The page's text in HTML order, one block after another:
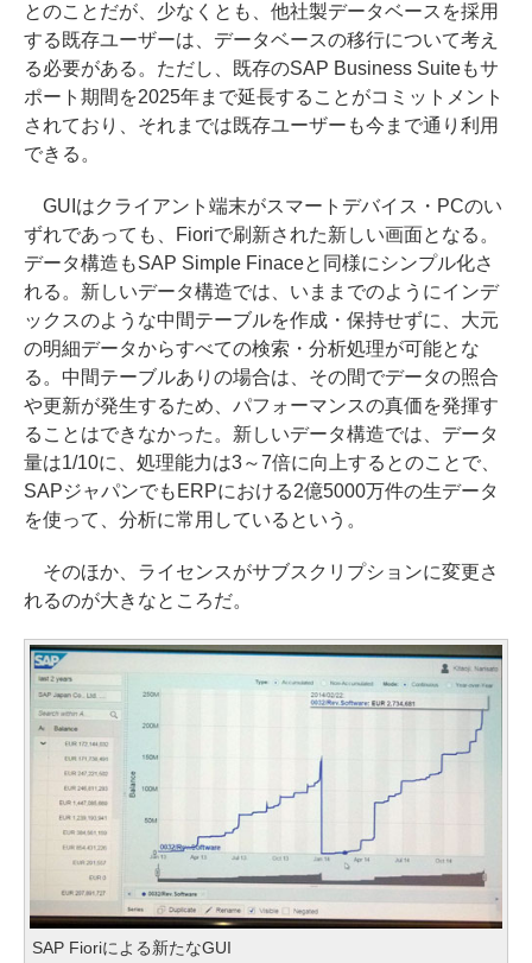
とのことだが、少なくとも、他社製データベースを採用
する既存ユーザーは、データベースの移行について考え
る必要がある。ただし、既存のSAP Business Suiteもサ
ポート期間を2025年まで延長することがコミットメント
されており、それまでは既存ユーザーも今まで通り利用
できる。
GUIはクライアント端末がスマートデバイス・PCのい
ずれであっても、Fioriで刷新された新しい画面となる。
データ構造もSAP Simple Finaceと同様にシンプル化さ
れる。新しいデータ構造では、いままでのようにインデ
ックスのような中間テーブルを作成・保持せずに、大元
の明細データからすべての検索・分析処理が可能とな
る。中間テーブルありの場合は、その間でデータの照合
や更新が発生するため、パフォーマンスの真価を発揮す
ることはできなかった。新しいデータ構造では、データ
量は1/10に、処理能力は3～7倍に向上するとのことで、
SAPジャパンでもERPにおける2億5000万件の生データ
を使って、分析に常用しているという。
そのほか、ライセンスがサブスクリプションに変更さ
れるのが大きなところだ。
SAP Fioriによる新たなGUI